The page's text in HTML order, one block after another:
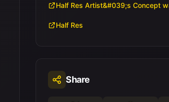
Half Res Artist&#039;s Concept
Half Res
Share